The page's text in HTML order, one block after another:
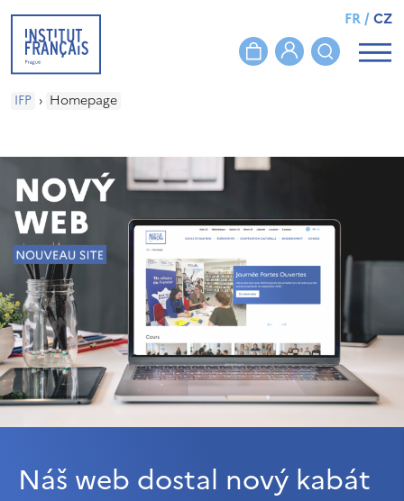
FR/CZ
IFP › Homepage
Náš web dostal nový kabát